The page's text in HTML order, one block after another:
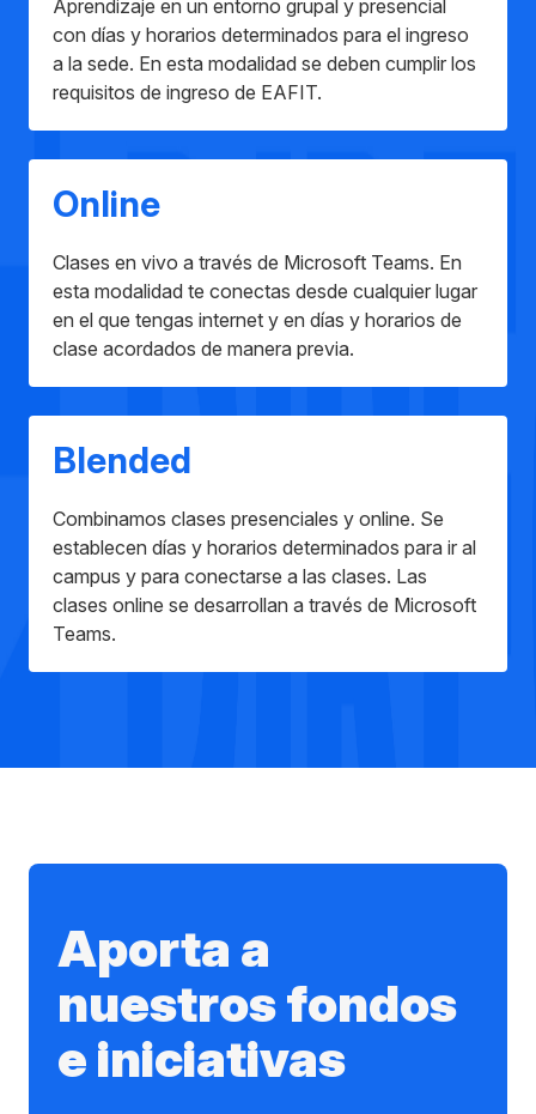
Aprendizaje en un entorno grupal y presencial
con días y horarios determinados para el ingreso
a la sede. En esta modalidad se deben cumplir los
requisitos de ingreso de EAFIT.
Online
Clases en vivo a través de Microsoft Teams. En
esta modalidad te conectas desde cualquier lugar
en el que tengas internet y en días y horarios de
clase acordados de manera previa.
Blended
Combinamos clases presenciales y online. Se
establecen días y horarios determinados para ir al
campus y para conectarse a las clases. Las
clases online se desarrollan a través de Microsoft
Teams.
Aporta a
nuestros fondos
e iniciativas